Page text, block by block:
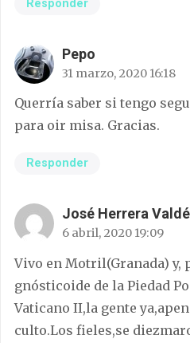
Responder
Pepo
31 marzo, 2020 16:18
Querría saber si tengo
para oir misa. Gracias.
Responder
José Herrera
6 abril, 2020 19:09
Vivo en Motril(Granada) y,
gnósticoide de la Piedad
Vaticano II,la gente
culto.Los fieles,se